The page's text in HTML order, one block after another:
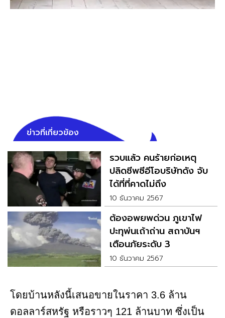
ข่าวที่เกี่ยวข้อง
รวบแล้ว คนร้ายก่อเหตุ
ปลิดชีพซีอีโอบริษัทดัง จับ
ได้ที่ที่คาดไม่ถึง
10 ธันวาคม 2567
ต้องอพยพด่วน ภูเขาไฟ
ปะทุพ่นเถ้าถ่าน สถาบันฯ
เตือนภัยระดับ 3
10 ธันวาคม 2567
โดยบ้านหลังนี้เสนอขายในราคา 3.6 ล้าน
ดอลลาร์สหรัฐ หรือราวๆ 121 ล้านบาท ซึ่งเป็น